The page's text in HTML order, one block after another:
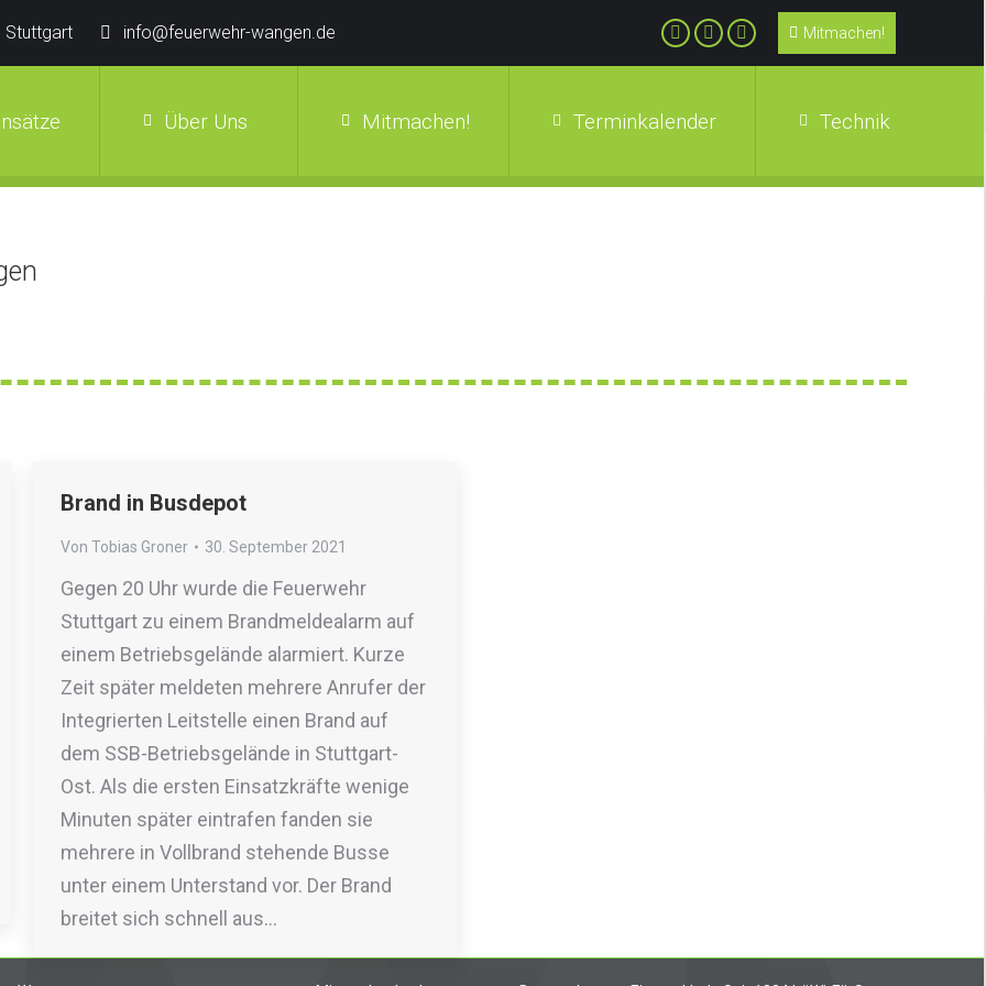
Stuttgart info@feuerwehr-wangen.de Mitmachen!
Über Uns Mitmachen! Terminkalender Technik
Brand in Busdepot
Von Tobias Groner 30. September 2021
Gegen 20 Uhr wurde die Feuerwehr
Stuttgart zu einem Brandmeldealarm auf
einem Betriebsgelände alarmiert. Kurze
Zeit später meldeten mehrere Anrufer der
Integrierten Leitstelle einen Brand auf
dem SSB-Betriebsgelände in Stuttgart-
Ost. Als die ersten Einsatzkräfte wenige
Minuten später eintrafen fanden sie
mehrere in Vollbrand stehende Busse
unter einem Unterstand vor. Der Brand
breitet sich schnell aus…